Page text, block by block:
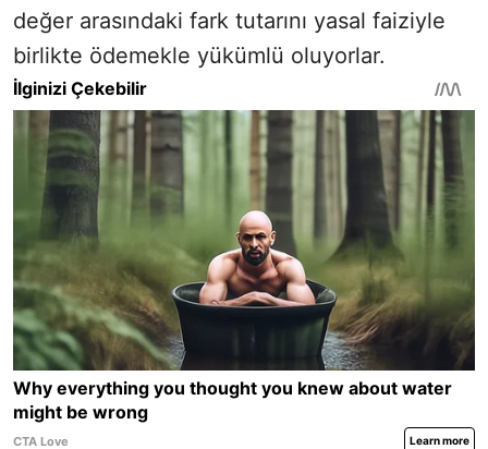
değer arasındaki fark tutarını yasal faiziyle
birlikte ödemekle yükümlü oluyorlar.